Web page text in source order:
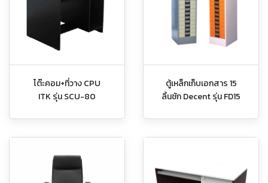
โต๊ะคอม+ที่วาง CPU
ITK รุ่น SCU-80
ตู้เหล็กเก็บเอกสาร 15
ลิ้นชัก Decent รุ่น FD15